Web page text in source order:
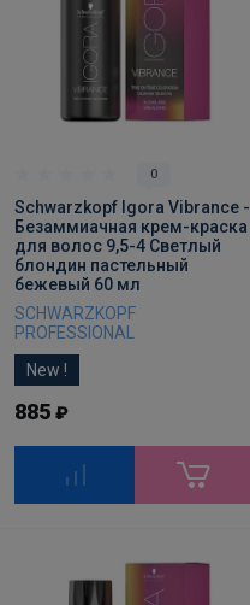
0
Schwarzkopf Igora Vibrance -
Безаммиачная крем-краска
для волос 9,5-4 Светлый
блондин пастельный
бежевый 60 мл
SCHWARZKOPF
PROFESSIONAL
New !
885 ₽